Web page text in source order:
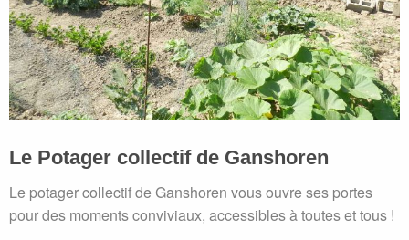
Le Potager collectif de Ganshoren
Le potager collectif de Ganshoren vous ouvre ses portes
pour des moments conviviaux, accessibles à toutes et tous ! ‍